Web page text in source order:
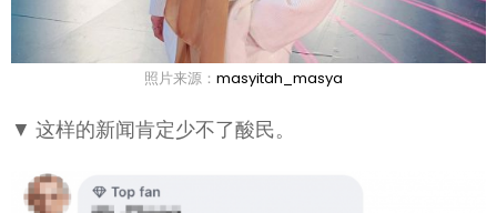
照片来源： masyitah_masya
▼ 这样的新闻肯定少不了酸民。